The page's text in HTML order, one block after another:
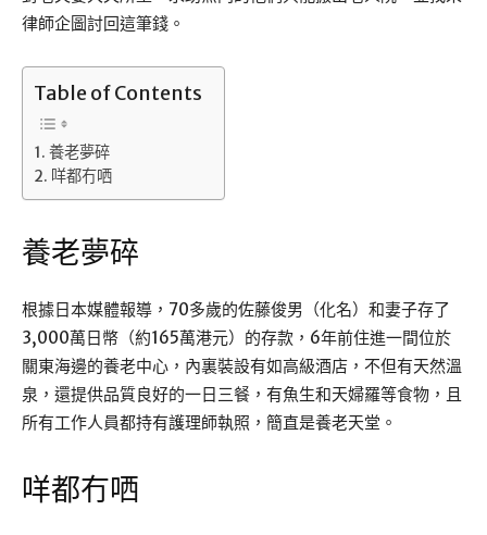
律師企圖討回這筆錢。
Table of Contents
養老夢碎
咩都冇哂
養老夢碎
根據日本媒體報導，70多歲的佐藤俊男（化名）和妻子存了
3,000萬日幣（約165萬港元）的存款，6年前住進一間位於
關東海邊的養老中心，內裏裝設有如高級酒店，不但有天然溫
泉，還提供品質良好的一日三餐，有魚生和天婦羅等食物，且
所有工作人員都持有護理師執照，簡直是養老天堂。
咩都冇哂